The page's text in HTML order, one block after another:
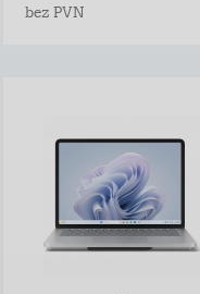
bez PVN